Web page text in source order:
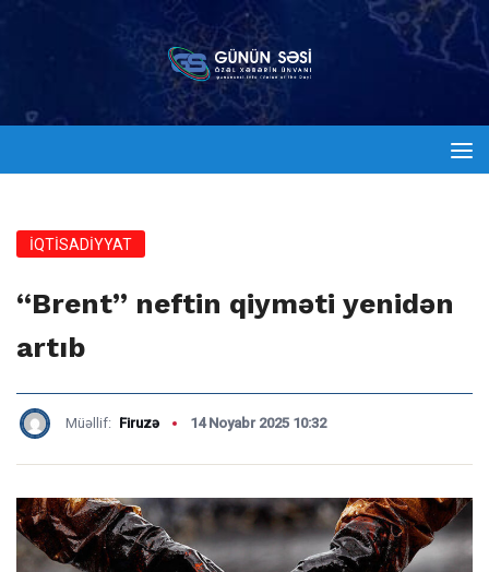
İQTİSADİYYAT
“Brent” neftin qiyməti yenidən
artıb
Müəllif: Firuzə 14 Noyabr 2025 10:32